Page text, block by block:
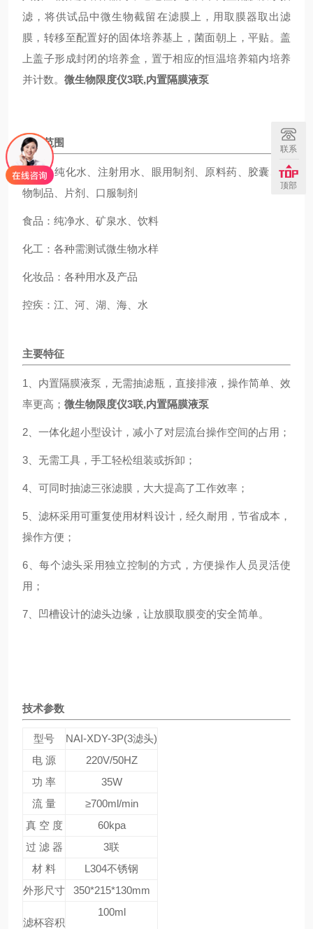
滤，将供试品中微生物截留在滤膜上，用取膜器取出滤
膜，转移至配置好的固体培养基上，菌面朝上，平贴。盖
上盖子形成封闭的培养盒，置于相应的恒温培养箱内培养
并计数。 微生物限度仪3联,内置隔膜液泵
应用范围
制药：纯化水、注射用水、眼用制剂、原料药、胶囊、生
物制品、片剂、口服制剂
食品：纯净水、矿泉水、饮料
化工：各种需测试微生物水样
化妆品：各种用水及产品
控疾：江、河、湖、海、水
主要特征
1、内置隔膜液泵，无需抽滤瓶，直接排液，操作简单、效
率更高； 微生物限度仪3联,内置隔膜液泵
2、一体化超小型设计，减小了对层流台操作空间的占用；
3、无需工具，手工轻松组装或拆卸；
4、可同时抽滤三张滤膜，大大提高了工作效率；
5、滤杯采用可重复使用材料设计，经久耐用，节省成本，
操作方便；
6、每个滤头采用独立控制的方式，方便操作人员灵活使
用；
7、凹槽设计的滤头边缘，让放膜取膜变的安全简单。
技术参数
型号
NAI-XDY-3P(3滤头)
电 源
220V/50HZ
功 率
35W
流 量
≥700ml/min
真 空 度
60kpa
过 滤 器
3联
材 料
L304不锈钢
外形尺寸
350*215*130mm
滤杯容积
100ml
联系
顶部